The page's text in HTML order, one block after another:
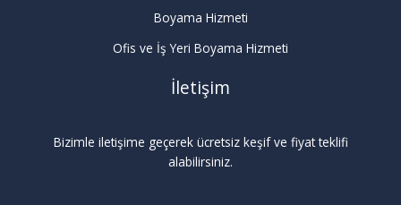
Boyama Hizmeti
Ofis ve İş Yeri Boyama Hizmeti
İletişim
Bizimle iletişime geçerek ücretsiz keşif ve fiyat teklifi
alabilirsiniz.